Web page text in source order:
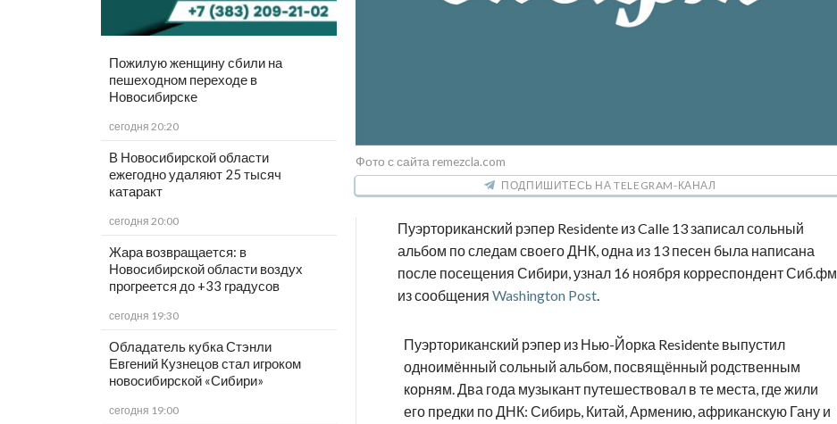
Пожилую женщину сбили на
пешеходном переходе в
Новосибирске
сегодня 20:20
В Новосибирской области
ежегодно удаляют 25 тысяч
катаракт
сегодня 20:00
Жара возвращается: в
Новосибирской области воздух
прогреется до +33 градусов
сегодня 19:30
Обладатель кубка Стэнли
Евгений Кузнецов стал игроком
новосибирской «Сибири»
сегодня 19:00
Фото с сайта remezcla.com
ПОДПИШИТЕСЬ НА TELEGRAM-КАНАЛ
Пуэрториканский рэпер Residente из Calle 13 записал сольный
альбом по следам своего ДНК, одна из 13 песен была написана
после посещения Сибири, узнал 16 ноября корреспондент Сиб.фм
из сообщения Washington Post.
Пуэрториканский рэпер из Нью-Йорка Residente выпустил
одноимённый сольный альбом, посвящённый родственным
корням. Два года музыкант путешествовал в те места, где жили
его предки по ДНК: Сибирь, Китай, Армению, африканскую Гану и